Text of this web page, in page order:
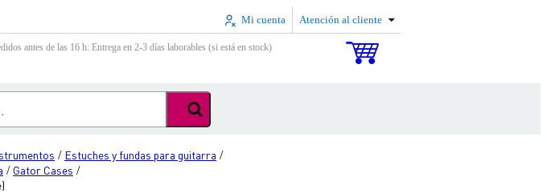
Mi cuenta Atención al cliente
antes de las 16 h: Entrega en 2-3 días laborables (si está en stock)
/ Estuches y fundas para guitarra /
/ Gator Cases /